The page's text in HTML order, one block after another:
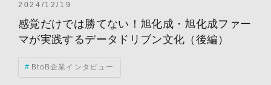
2024/12/19
感覚だけでは勝てない！旭化成・旭化成ファー
マが実践するデータドリブン文化（後編）
BtoB企業インタビュー